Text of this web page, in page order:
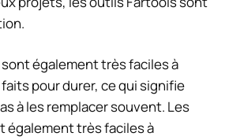
également très faciles à
pour durer, ce qui signifie
à les remplacer souvent. Les
également très faciles à